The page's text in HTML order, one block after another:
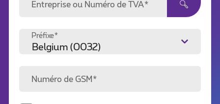
Entreprise ou Numéro de TVA*
Préfixe*
Numéro de GSM*